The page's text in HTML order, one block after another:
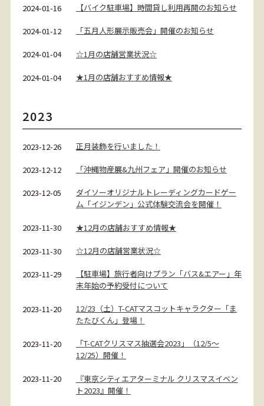
2024-01-16 【バイク駐車場】時間貸し利用再開のお知らせ
2024-01-12 「五月人形展示販売会」開催のお知らせ
2024-01-04 ☆1月の店舗営業状況☆
2024-01-04 ★1月の店舗おすすめ情報★
2023
2023-12-26 正月装飾を行いました！
2023-12-12 「沖縄物産展&九州フェア」開催のお知らせ
2023-12-05
ダイソーオリジナルトレーディングカードゲー
ム「イジンデン」公式体験交流会を開催！
2023-11-30 ★12月の店舗おすすめ情報★
2023-11-30 ☆12月の店舗営業状況☆
2023-11-29
【駐車場】旅行者向けプラン「バス&エアー」年
末年始の予約受付について
2023-11-20
12/23（土）T-CATマスコットキャラクター「ま
たたびくん」登場！
2023-11-20
「T-CATクリスマス抽選会2023」（12/5～
12/25）開催！
2023-11-20
『東京シティエアターミナル クリスマスイベン
ト2023』開催！